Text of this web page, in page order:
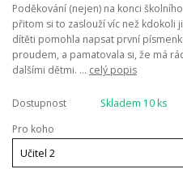
Poděkování (nejen) na konci
přitom si to zaslouží víc než kdokoli
dítěti pomohla napsat první
proudem, a pamatovala si, že má
dalšími dětmi. ... celý popis
Dostupnost
Skladem 10 ks
Pro koho